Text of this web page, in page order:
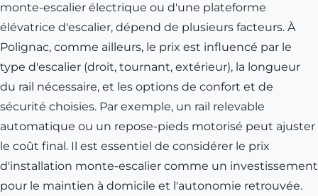
monte-escalier électrique ou d'une plateforme
élévatrice d'escalier, dépend de plusieurs facteurs. À
Polignac, comme ailleurs, le prix est influencé par le
type d'escalier (droit, tournant, extérieur), la longueur
du rail nécessaire, et les options de confort et de
sécurité choisies. Par exemple, un rail relevable
automatique ou un repose-pieds motorisé peut ajuster
le coût final. Il est essentiel de considérer le prix
d'installation monte-escalier comme un investissement
pour le maintien à domicile et l'autonomie retrouvée.